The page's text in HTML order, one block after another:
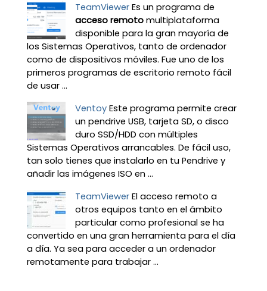
TeamViewer Es un programa de
acceso remotomultiplataforma
disponible para la gran mayoría de
los Sistemas Operativos, tanto de ordenador
como de dispositivos móviles. Fue uno de los
primeros programas de escritorio remoto fácil
de usar ...
Ventoy Este programa permite crear
un pendrive USB, tarjeta SD, o disco
duro SSD/HDD con múltiples
Sistemas Operativos arrancables. De fácil uso,
tan solo tienes que instalarlo en tu Pendrive y
añadir las imágenes ISO en ...
TeamViewer El acceso remoto a
otros equipos tanto en el ámbito
particular como profesional se ha
convertido en una gran herramienta para el día
a día. Ya sea para acceder a un ordenador
remotamente para trabajar ...